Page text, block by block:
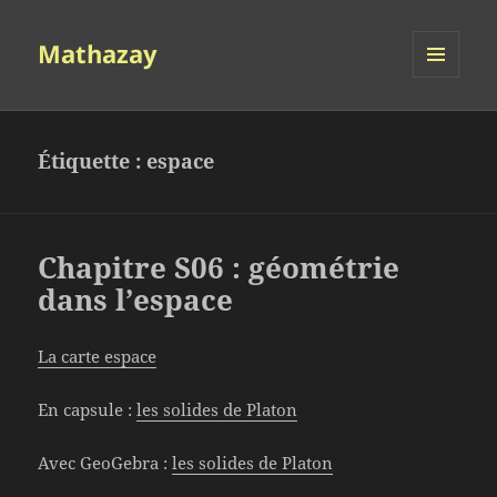
Mathazay
Étiquette : espace
Chapitre S06 : géométrie
dans l’espace
La carte espace
En capsule :les solides de Platon
Avec GeoGebra :les solides de Platon